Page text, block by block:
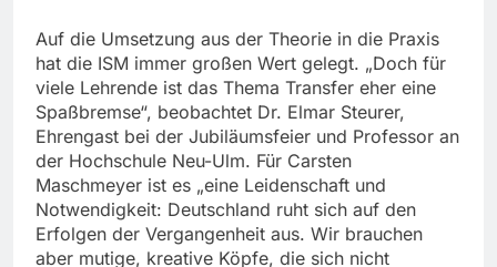
Auf die Umsetzung aus der Theorie in die Praxis
hat die ISM immer großen Wert gelegt. „Doch für
viele Lehrende ist das Thema Transfer eher eine
Spaßbremse“, beobachtet Dr. Elmar Steurer,
Ehrengast bei der Jubiläumsfeier und Professor an
der Hochschule Neu-Ulm. Für Carsten
Maschmeyer ist es „eine Leidenschaft und
Notwendigkeit: Deutschland ruht sich auf den
Erfolgen der Vergangenheit aus. Wir brauchen
aber mutige, kreative Köpfe, die sich nicht